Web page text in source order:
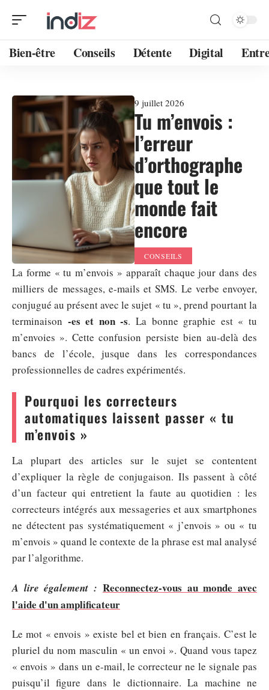
Bien-être Conseils Détente Digital
9 juillet 2026
Tu m’envois :
l’erreur
d’orthographe
que tout le
monde fait
encore
CONSEILS
La forme « tu m’envois » apparaît chaque jour dans des
milliers de messages, e-mails et SMS. Le verbe envoyer,
conjugué au présent avec le sujet « tu », prend pourtant la
terminaison -es et non -s. La bonne graphie est « tu
m’envoies ». Cette confusion persiste bien au-delà des
bancs de l’école, jusque dans les correspondances
professionnelles de cadres expérimentés.
Pourquoi les correcteurs
automatiques laissent passer « tu
m’envois »
La plupart des articles sur le sujet se contentent
d’expliquer la règle de conjugaison. Ils passent à côté
d’un facteur qui entretient la faute au quotidien : les
correcteurs intégrés aux messageries et aux smartphones
ne détectent pas systématiquement « j’envois » ou « tu
m’envois » quand le contexte de la phrase est mal analysé
par l’algorithme.
A lire également : Reconnectez-vous au monde avec
l'aide d'un amplificateur
Le mot « envois » existe bel et bien en français. C’est le
pluriel du nom masculin « un envoi ». Quand vous tapez
« envois » dans un e-mail, le correcteur ne le signale pas
puisqu’il figure dans le dictionnaire. La machine ne